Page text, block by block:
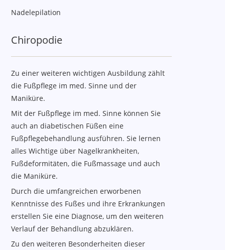
Nadelepilation
Chiropodie
Zu einer weiteren wichtigen Ausbildung zählt
die Fußpflege im med. Sinne und der
Maniküre.
Mit der Fußpflege im med. Sinne können Sie
auch an diabetischen Füßen eine
Fußpflegebehandlung ausführen. Sie lernen
alles Wichtige über Nagelkrankheiten,
Fußdeformitäten, die Fußmassage und auch
die Maniküre.
Durch die umfangreichen erworbenen
Kenntnisse des Fußes und ihre Erkrankungen
erstellen Sie eine Diagnose, um den weiteren
Verlauf der Behandlung abzuklären.
Zu den weiteren Besonderheiten dieser